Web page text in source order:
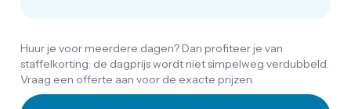
Huur je voor meerdere dagen? Dan profiteer je van
staffelkorting: de dagprijs wordt niet simpelweg verdubbeld.
Vraag een offerte aan voor de exacte prijzen.